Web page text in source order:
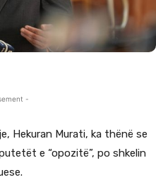
-
Hekuran Murati, ka thënë se
e “opozitë”, po shkelin